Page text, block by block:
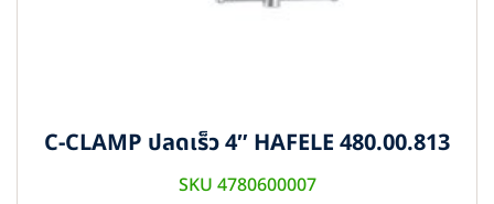
C-CLAMP ปลดเร็ว 4″ HAFELE 480.00.813
SKU 4780600007